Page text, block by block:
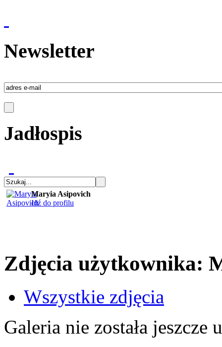
Newsletter
Jadłospis
Maryia Asipovich
Idź do profilu
Zdjęcia użytkownika:
Wszystkie zdjęcia
Galeria nie została jeszcze